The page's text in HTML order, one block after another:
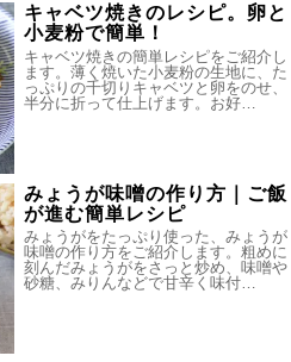
キャベツ焼きのレシピ。卵と
小麦粉で簡単！
キャベツ焼きの簡単レシピをご紹介し
ます。薄く焼いた小麦粉の生地に、た
っぷりの千切りキャベツと卵をのせ、
半分に折って仕上げます。お好…
みょうが味噌の作り方｜ご飯
が進む簡単レシピ
みょうがをたっぷり使った、みょうが
味噌の作り方をご紹介します。粗めに
刻んだみょうがをさっと炒め、味噌や
砂糖、みりんなどで甘辛く味付…